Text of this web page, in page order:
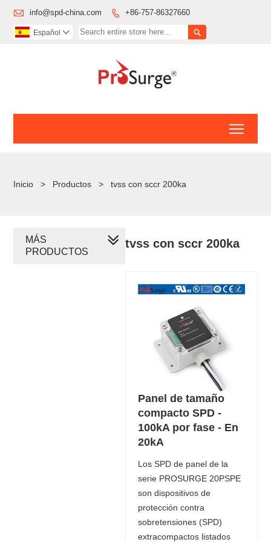
 info@spd-china.com  +86-757-86327660

Español 
Inicio > Productos > tvss con sccr 200ka
tvss con sccr 200ka
Panel de tamaño
compacto SPD -
100kA por fase - En
20kA
Los SPD de panel de la
serie PROSURGE 20PSPE
son dispositivos de
protección contra
sobretensiones (SPD)
extracompactos listados
MÁS
PRODUCTOS